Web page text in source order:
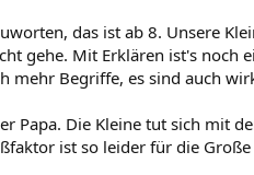
das ist ab 8. Unsere
gehe. Mit Erklären ist's noch
mehr Begriffe, es sind auch
Papa. Die Kleine tut sich mit
ist so leider für die